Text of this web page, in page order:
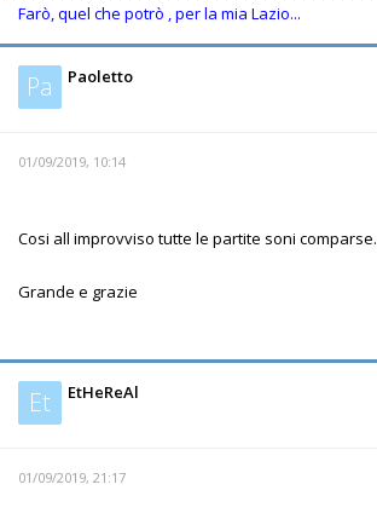
Farò, quel che potrò , per la mia Lazio...
Pa Paoletto
01/09/2019, 10:14
Cosi all improvviso tutte le partite soni comparse.
Grande e grazie
Et EtHeReAl
01/09/2019, 21:17